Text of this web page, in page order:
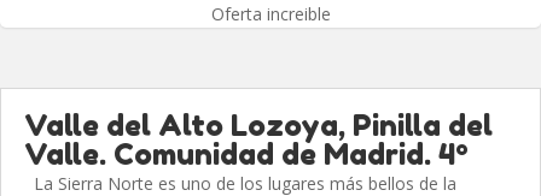
Oferta increible
Valle del Alto Lozoya, Pinilla del
Valle. Comunidad de Madrid. 4º
La Sierra Norte es uno de los lugares más bellos de la